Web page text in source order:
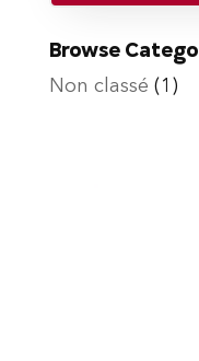
Browse
Non classé (1)